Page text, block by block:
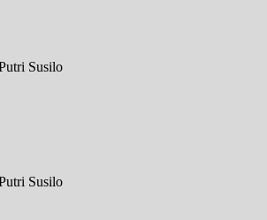
Susilo
Susilo